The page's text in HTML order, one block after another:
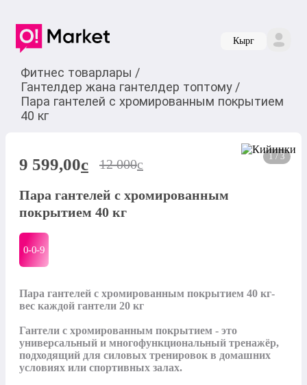
Кырг
Фитнес товарлары /
Гантелдер жана гантелдер топтому /
Пара гантелей с хромированным покрытием
40 кг
1 / 3
9 599,00c 12 000c
Пара гантелей с хромированным
покрытием 40 кг
0-0-9
Пара гантелей с хромированным покрытием 40 кг-
вес каждой гантели 20 кг
Гантели с хромированным покрытием - это
универсальный и многофункциональный тренажёр,
подходящий для силовых тренировок в домашних
условиях или спортивных залах.